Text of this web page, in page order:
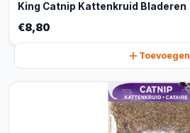
King Catnip Kattenkruid Bladeren
€8,80
Toevoegen